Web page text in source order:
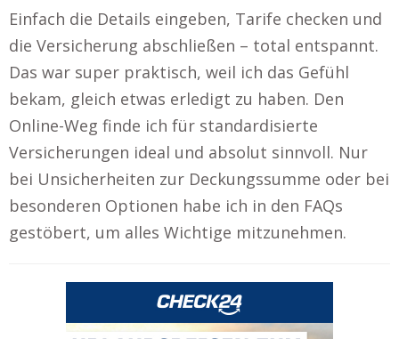
Einfach die Details eingeben, Tarife checken und
die Versicherung abschließen – total entspannt.
Das war super praktisch, weil ich das Gefühl
bekam, gleich etwas erledigt zu haben. Den
Online-Weg finde ich für standardisierte
Versicherungen ideal und absolut sinnvoll. Nur
bei Unsicherheiten zur Deckungssumme oder bei
besonderen Optionen habe ich in den FAQs
gestöbert, um alles Wichtige mitzunehmen.